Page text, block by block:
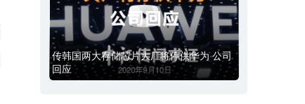
传韩国两大存储芯片大厂将停供华为 公司
回应